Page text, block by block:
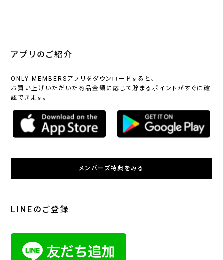
アプリのご紹介
ONLY MEMBERSアプリをダウンロードすると、
お買い上げいただいた商品金額に応じて貯まるポイントがすぐに確
認できます。
メンバーズ特典をみる
LINEのご登録